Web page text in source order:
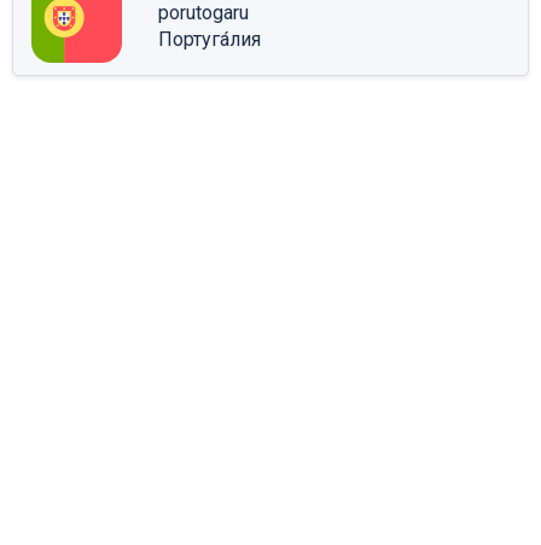
porutogaru
Португа́лия